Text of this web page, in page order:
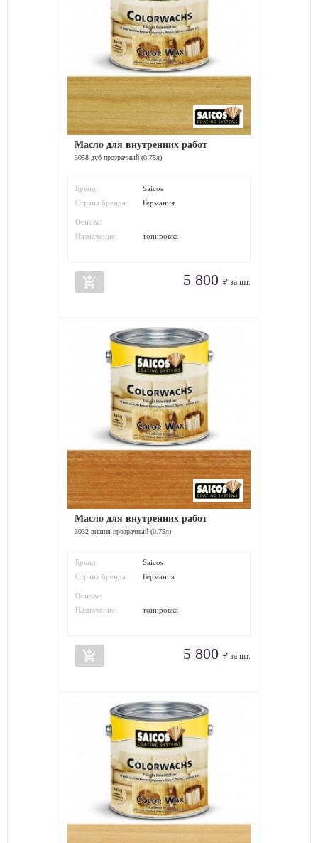
Масло для внутренних работ
3058 дуб прозрачный (0.75л)
Бренд:
Saicos
Страна бренда:
Германия
Основа:
Назначение:
тонировка
add_shopping_cart 5 800 ₽ за шт.
Масло для внутренних работ
3032 вишня прозрачный (0.75л)
Бренд:
Saicos
Страна бренда:
Германия
Основа:
Назначение:
тонировка
add_shopping_cart 5 800 ₽ за шт.